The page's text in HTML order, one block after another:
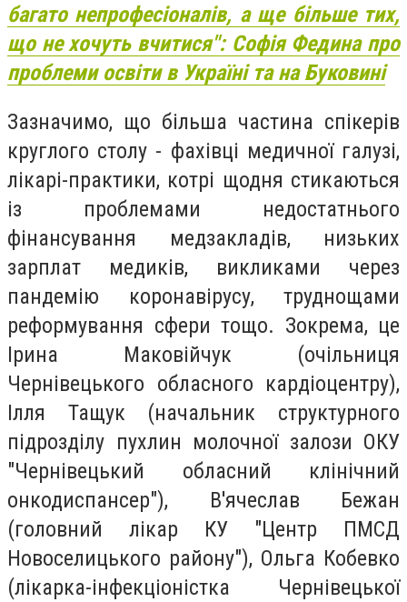
багато непрофесіоналів, а ще більше тих,
що не хочуть вчитися": Софія Федина про
проблеми освіти в Україні та на Буковині
Зазначимо, що більша частина спікерів
круглого столу - фахівці медичної галузі,
лікарі-практики, котрі щодня стикаються
із проблемами недостатнього
фінансування медзакладів, низьких
зарплат медиків, викликами через
пандемію коронавірусу, труднощами
реформування сфери тощо. Зокрема, це
Ірина Маковійчук (очільниця
Чернівецького обласного кардіоцентру),
Ілля Тащук (начальник структурного
підрозділу пухлин молочної залози ОКУ
"Чернівецький обласний клінічний
онкодиспансер"), В'ячеслав Бежан
(головний лікар КУ "Центр ПМСД
Новоселицького району"), Ольга Кобевко
(лікарка-інфекціоністка Чернівецької